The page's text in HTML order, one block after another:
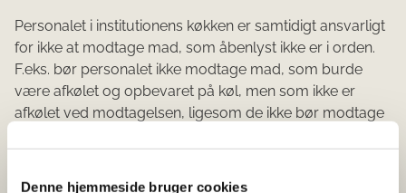
Denne hjemmeside bruger cookies
Personalet i institutionens køkken er samtidigt ansvarligt
for ikke at modtage mad, som åbenlyst ikke er i orden.
F.eks. bør personalet ikke modtage mad, som burde
være afkølet og opbevaret på køl, men som ikke er
afkølet ved modtagelsen, ligesom de ikke bør modtage